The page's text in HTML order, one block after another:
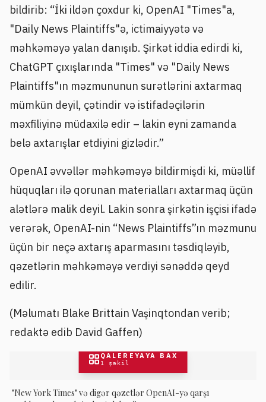
bildirib: “İki ildən çoxdur ki, OpenAI "Times"a,
"Daily News Plaintiffs"ə, ictimaiyyətə və
məhkəməyə yalan danışıb. Şirkət iddia edirdi ki,
ChatGPT çıxışlarında "Times" və "Daily News
Plaintiffs"ın məzmununun surətlərini axtarmaq
mümkün deyil, çətindir və istifadəçilərin
məxfiliyinə müdaxilə edir – lakin eyni zamanda
belə axtarışlar etdiyini gizlədir.”
OpenAI əvvəllər məhkəməyə bildirmişdi ki, müəllif
hüquqları ilə qorunan materialları axtarmaq üçün
alətlərə malik deyil. Lakin sonra şirkətin işçisi ifadə
verərək, OpenAI-nin “News Plaintiffs”ın məzmunu
üçün bir neçə axtarış aparmasını təsdiqləyib,
qəzetlərin məhkəməyə verdiyi sənəddə qeyd
edilir.
(Məlumatı Blake Brittain Vaşinqtondan verib;
redaktə edib David Gaffen)
QALEREYAYA BAX
1 şəkil
"New York Times" və digər qəzetlər OpenAI-yə qarşı